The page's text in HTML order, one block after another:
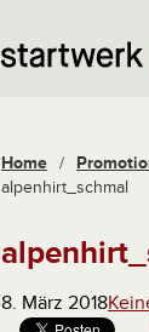
Home /
alpenhirt_schmal
8. März 2018